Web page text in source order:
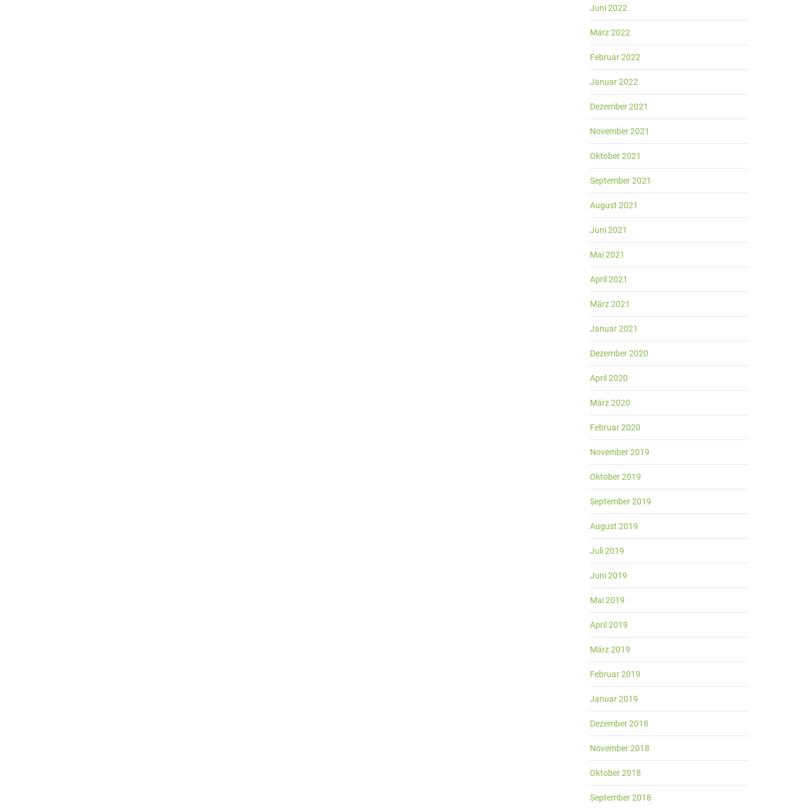
Juni 2022
März 2022
Februar 2022
Januar 2022
Dezember 2021
November 2021
Oktober 2021
September 2021
August 2021
Juni 2021
Mai 2021
April 2021
März 2021
Januar 2021
Dezember 2020
April 2020
März 2020
Februar 2020
November 2019
Oktober 2019
September 2019
August 2019
Juli 2019
Juni 2019
Mai 2019
April 2019
März 2019
Februar 2019
Januar 2019
Dezember 2018
November 2018
Oktober 2018
September 2018